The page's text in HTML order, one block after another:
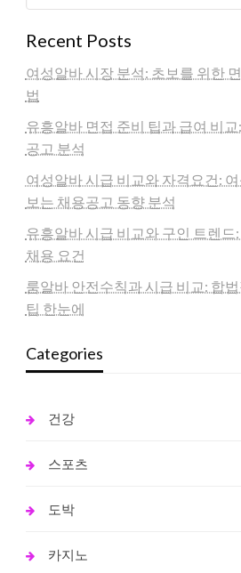
Recent Posts
여성알바 시장 분석: 초보를 위한
법
유흥알바 면접 준비 팁과 급여 비
공고 분석
여성알바 시급 비교와 자격요건:
보는 채용공고 동향 분석
유흥알바 시급 비교와 구인 트렌
채용 요건
룸알바 안전수칙과 시급 비교: 합
팁 한눈에
Categories
건강
스포츠
도박
카지노